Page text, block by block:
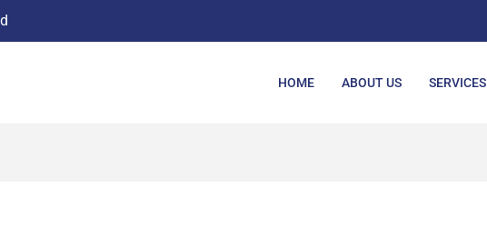
HOME ABOUT US SERVICES